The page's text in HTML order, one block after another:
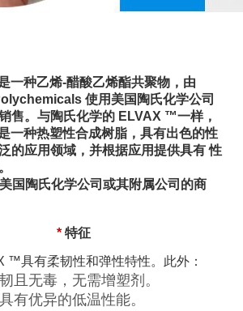
一种乙烯-醋酸乙烯酯共聚物，由
使用美国陶氏化学公司
售。 与陶氏化学的 ELVAX ™一样，
一种热塑性合成树脂，具有出色的性
的应用领域，并根据应用提供具有 性
国陶氏化学公司或其附属公司的商
* 特征
™具有柔韧性和弹性特性。此外：
且无毒，无需增塑剂。
有优异的低温性能。